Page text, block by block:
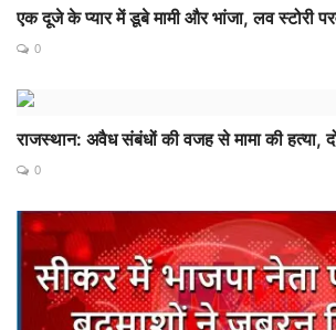
एक दूजे के प्यार में डूबे मामी और भांजा, लव स्टोरी
0
राजस्थान: अवैध संबंधों की वजह से मामा की हत्या,
0